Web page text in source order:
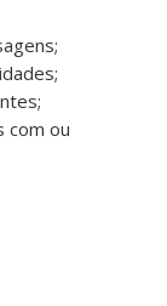
com ou